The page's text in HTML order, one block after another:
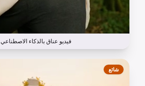
فيديو عناق بالذكاء الاصطناعي
شائع